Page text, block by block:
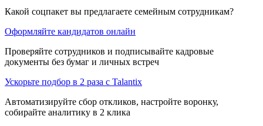
Какой соцпакет вы предлагаете семейным сотрудникам?
Оформляйте кандидатов онлайн
Проверяйте сотрудников и подписывайте кадровые
документы без бумаг и личных встреч
Ускорьте подбор в 2 раза с Talantix
Автоматизируйте сбор откликов, настройте воронку,
собирайте аналитику в 2 клика